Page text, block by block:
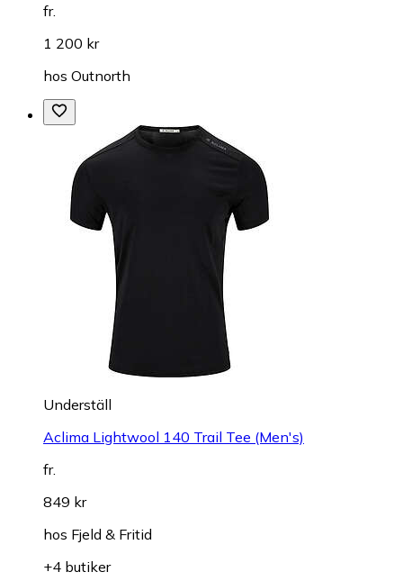
fr.
1 200 kr
hos Outnorth
Underställ
Aclima Lightwool 140 Trail Tee (Men's)
fr.
849 kr
hos Fjeld & Fritid
+4 butiker